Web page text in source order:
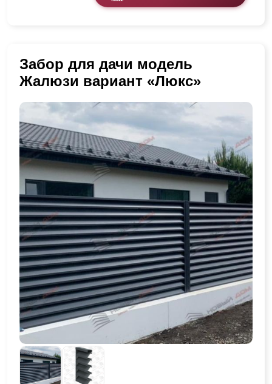
Забор для дачи модель
Жалюзи вариант «Люкс»